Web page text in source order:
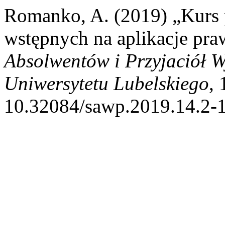
Romanko, A. (2019)
wstępnych na aplikacje
Absolwentów i Przyjaciół
Uniwersytetu Lubelskiego,
10.32084/sawp.2019.14.2-